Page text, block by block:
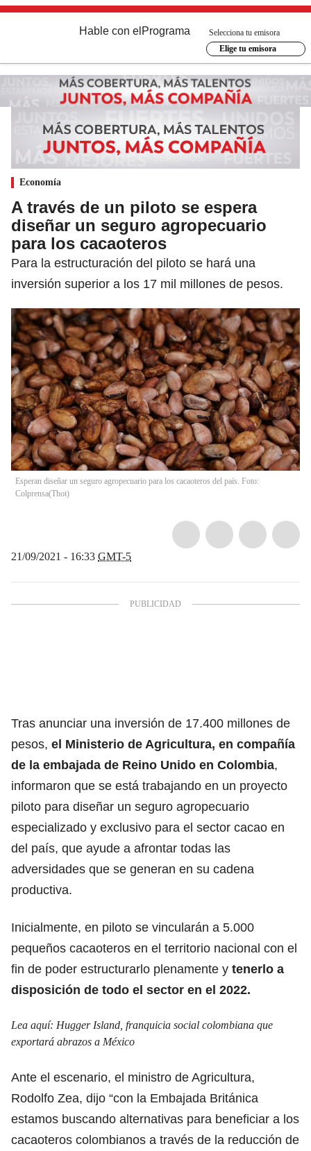
Hable con el Programa
Selecciona tu emisora
Elige tu emisora
Economía
A través de un piloto se espera
diseñar un seguro agropecuario
para los cacaoteros
Para la estructuración del piloto se hará una
inversión superior a los 17 mil millones de pesos.
Esperan diseñar un seguro agropecuario para los cacaoteros del país. Foto:
Colprensa(Thot)
21/09/2021 - 16:33 GMT-5
Tras anunciar una inversión de 17.400 millones de
pesos, el Ministerio de Agricultura, en compañía
de la embajada de Reino Unido en Colombia,
informaron que se está trabajando en un proyecto
piloto para diseñar un seguro agropecuario
especializado y exclusivo para el sector cacao en
del país, que ayude a afrontar todas las
adversidades que se generan en su cadena
productiva.
Inicialmente, en piloto se vincularán a 5.000
pequeños cacaoteros en el territorio nacional con el
fin de poder estructurarlo plenamente y tenerlo a
disposición de todo el sector en el 2022.
Lea aquí: Hugger Island, franquicia social colombiana que
exportará abrazos a México
Ante el escenario, el ministro de Agricultura,
Rodolfo Zea, dijo “con la Embajada Británica
estamos buscando alternativas para beneficiar a los
cacaoteros colombianos a través de la reducción de